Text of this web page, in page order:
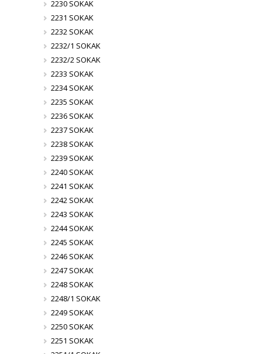
2230 SOKAK
2231 SOKAK
2232 SOKAK
2232/1 SOKAK
2232/2 SOKAK
2233 SOKAK
2234 SOKAK
2235 SOKAK
2236 SOKAK
2237 SOKAK
2238 SOKAK
2239 SOKAK
2240 SOKAK
2241 SOKAK
2242 SOKAK
2243 SOKAK
2244 SOKAK
2245 SOKAK
2246 SOKAK
2247 SOKAK
2248 SOKAK
2248/1 SOKAK
2249 SOKAK
2250 SOKAK
2251 SOKAK